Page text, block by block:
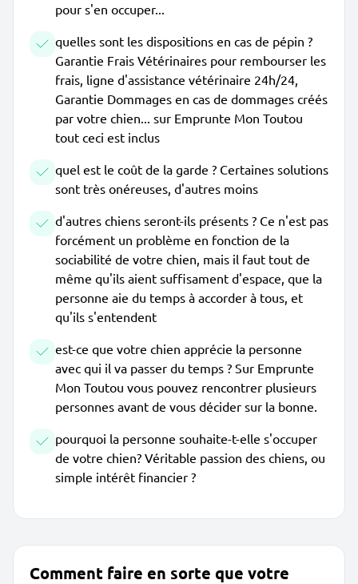
pour s'en occuper...
quelles sont les dispositions en cas de pépin ?
Garantie Frais Vétérinaires pour rembourser les
frais, ligne d'assistance vétérinaire 24h/24,
Garantie Dommages en cas de dommages créés
par votre chien... sur Emprunte Mon Toutou
tout ceci est inclus
quel est le coût de la garde ? Certaines solutions
sont très onéreuses, d'autres moins
d'autres chiens seront-ils présents ? Ce n'est pas
forcément un problème en fonction de la
sociabilité de votre chien, mais il faut tout de
même qu'ils aient suffisament d'espace, que la
personne aie du temps à accorder à tous, et
qu'ils s'entendent
est-ce que votre chien apprécie la personne
avec qui il va passer du temps ? Sur Emprunte
Mon Toutou vous pouvez rencontrer plusieurs
personnes avant de vous décider sur la bonne.
pourquoi la personne souhaite-t-elle s'occuper
de votre chien? Véritable passion des chiens, ou
simple intérêt financier ?
Comment faire en sorte que votre